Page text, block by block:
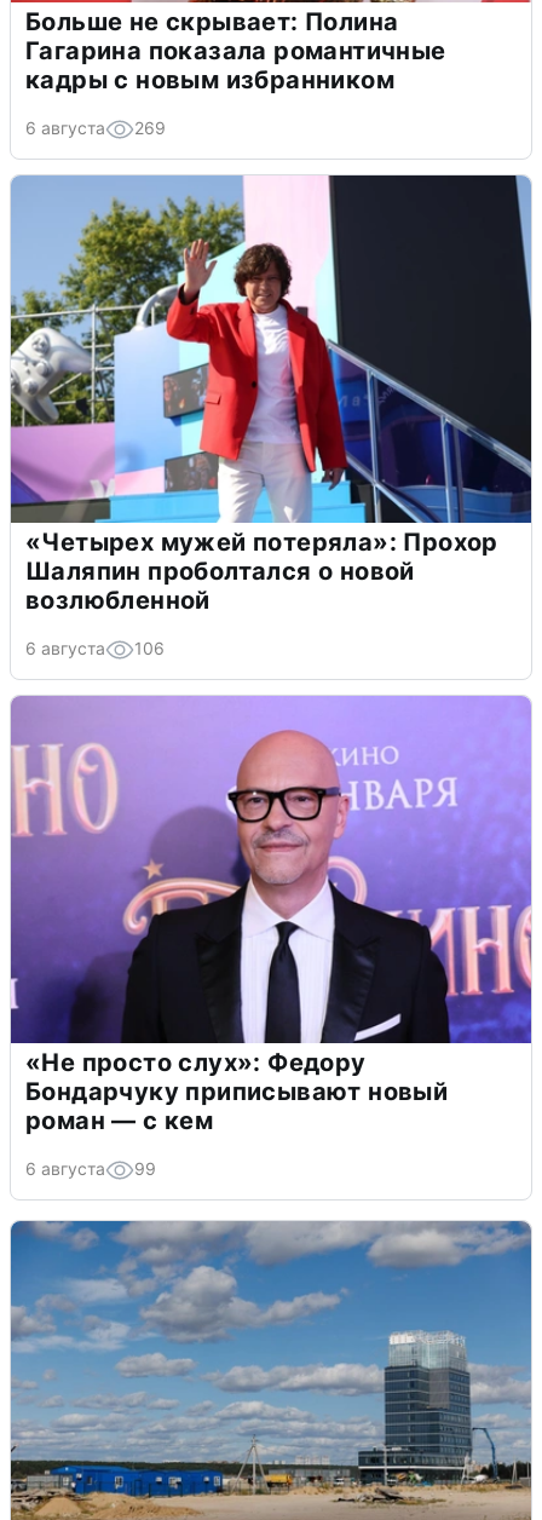
Больше не скрывает: Полина
Гагарина показала романтичные
кадры с новым избранником
6 августа 269
«Четырех мужей потеряла»: Прохор
Шаляпин проболтался о новой
возлюбленной
6 августа 106
«Не просто слух»: Федору
Бондарчуку приписывают новый
роман — с кем
6 августа 99